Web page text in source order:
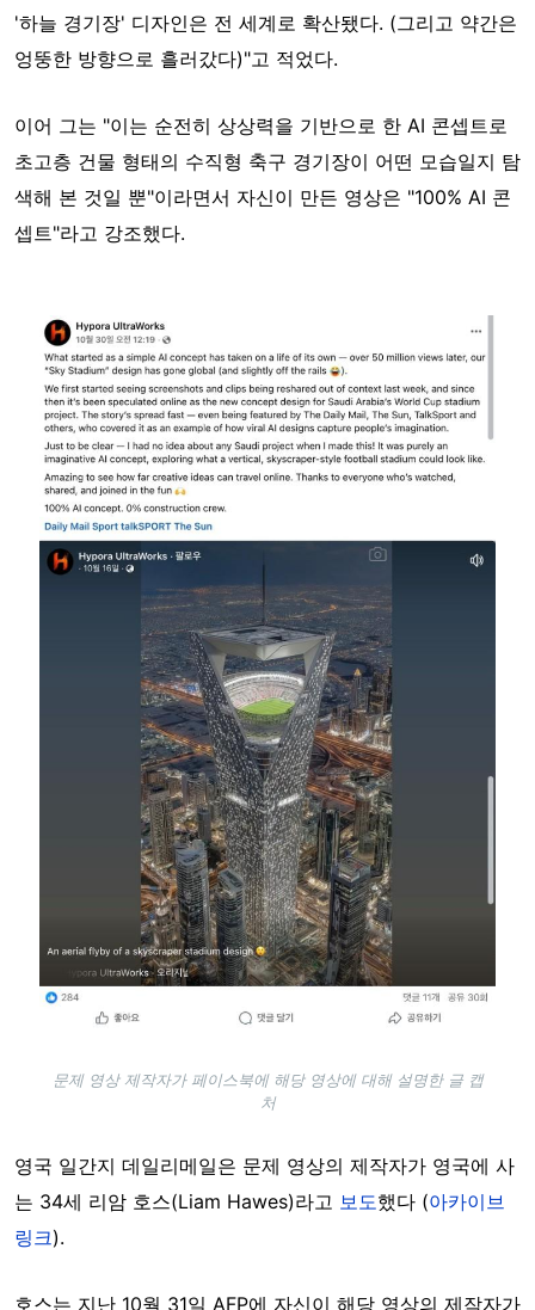
'하늘 경기장' 디자인은 전 세계로 확산됐다. (그리고 약간은
엉뚱한 방향으로 흘러갔다)"고 적었다.
이어 그는 "이는 순전히 상상력을 기반으로 한 AI 콘셉트로
초고층 건물 형태의 수직형 축구 경기장이 어떤 모습일지 탐
색해 본 것일 뿐"이라면서 자신이 만든 영상은 "100% AI 콘
셉트"라고 강조했다.
Image
문제 영상 제작자가 페이스북에 해당 영상에 대해 설명한 글 캡
처
영국 일간지 데일리메일은 문제 영상의 제작자가 영국에 사
는 34세 리암 호스(Liam Hawes)라고 보도했다 (아카이브
링크).
호스는 지난 10월 31일 AFP에 자신이 해당 영상의 제작자가